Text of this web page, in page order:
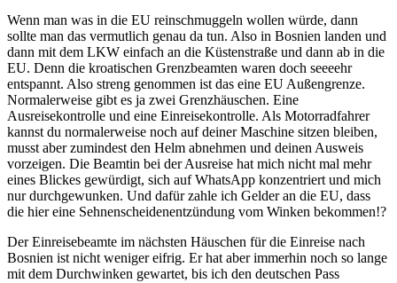
Wenn man was in die EU reinschmuggeln wollen würde, dann
sollte man das vermutlich genau da tun. Also in Bosnien landen und
dann mit dem LKW einfach an die Küstenstraße und dann ab in die
EU. Denn die kroatischen Grenzbeamten waren doch seeeehr
entspannt. Also streng genommen ist das eine EU Außengrenze.
Normalerweise gibt es ja zwei Grenzhäuschen. Eine
Ausreisekontrolle und eine Einreisekontrolle. Als Motorradfahrer
kannst du normalerweise noch auf deiner Maschine sitzen bleiben,
musst aber zumindest den Helm abnehmen und deinen Ausweis
vorzeigen. Die Beamtin bei der Ausreise hat mich nicht mal mehr
eines Blickes gewürdigt, sich auf WhatsApp konzentriert und mich
nur durchgewunken. Und dafür zahle ich Gelder an die EU, dass
die hier eine Sehnenscheidenentzündung vom Winken bekommen!?
Der Einreisebeamte im nächsten Häuschen für die Einreise nach
Bosnien ist nicht weniger eifrig. Er hat aber immerhin noch so lange
mit dem Durchwinken gewartet, bis ich den deutschen Pass